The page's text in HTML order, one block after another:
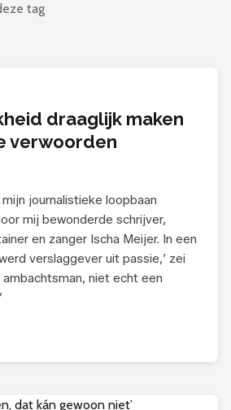
tag
draaglijk maken
verwoorden
journalistieke loopbaan
mij bewonderde schrijver,
en zanger Ischa Meijer. In een
verslaggever uit passie,’ zei
ambachtsman, niet echt een